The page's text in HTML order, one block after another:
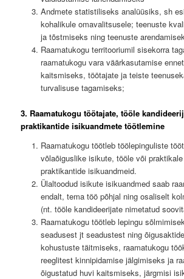
Andmete statistiliseks analüüsiks, sh
kohalikule omavalitsusele; teenuste
ja tõstmiseks ning teenuste
Raamatukogu territooriumil sisekorra
raamatukogu vara väärkasutamise
kaitsmiseks, töötajate ja teiste
turvalisuse tagamiseks;
3. Raamatukogu töötajate, tööle
praktikantide isikuandmete töötlemine
Raamatukogu töötleb töölepinguliste
võlaõiguslike isikute, tööle või
praktikantide isikuandmeid.
Ülaltoodud isikute isikuandmed saab
endalt, tema töö põhjal ning osaliselt
(nt. tööle kandideerijate nimetatud
Raamatukogu töötleb lepingu
seadusest jt seadustest ning
kohustuste täitmiseks, raamatukogu
reeglitest kinnipidamise jälgimiseks ja
õigustatud huvi kaitsmiseks, järgmisi